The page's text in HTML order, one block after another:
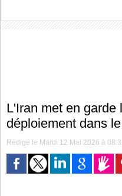
L'Iran met en
déploiement dans
Rédigé le Mardi 12 Mai 2026 à